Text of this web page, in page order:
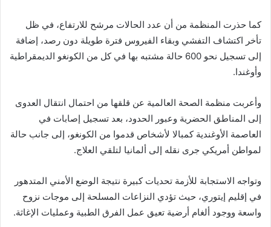
كما حذرت المنظمة من أن عدد الحالات مرشح للارتفاع، في ظل
تأخر اكتشاف التفشي وبقاء الفيروس فترة طويلة دون رصد، إضافة
إلى تسجيل نحو 600 حالة مشتبه بها في كل من الكونغو الديمقراطية
وأوغندا.
وأعربت منظمة الصحة العالمية عن قلقها من احتمال انتقال العدوى
إلى المناطق الحضرية وعبور الحدود، بعد تسجيل إصابات في
العاصمة الأوغندية كمبالا لأشخاص قدموا من الكونغو، إلى جانب حالة
لمواطن أمريكي جرى نقله إلى ألمانيا لتلقي العلاج.
وتواجه الاستجابة للأزمة تحديات كبيرة نتيجة الوضع الأمني المتدهور
في إقليم إيتوري، حيث تؤدي النزاعات المسلحة إلى موجات نزوح
واسعة ووجود ألغام أرضية تعيق عمل الفرق الطبية وعمليات الإغاثة.